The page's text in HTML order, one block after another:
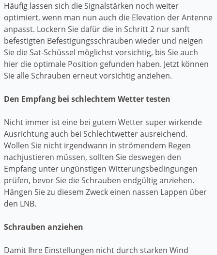
Häufig lassen sich die Signalstärken noch weiter
optimiert, wenn man nun auch die Elevation der Antenne
anpasst. Lockern Sie dafür die in Schritt 2 nur sanft
befestigten Befestigungsschrauben wieder und neigen
Sie die Sat-Schüssel möglichst vorsichtig, bis Sie auch
hier die optimale Position gefunden haben. Jetzt können
Sie alle Schrauben erneut vorsichtig anziehen.
Den Empfang bei schlechtem Wetter testen
Nicht immer ist eine bei gutem Wetter super wirkende
Ausrichtung auch bei Schlechtwetter ausreichend.
Wollen Sie nicht irgendwann in strömendem Regen
nachjustieren müssen, sollten Sie deswegen den
Empfang unter ungünstigen Witterungsbedingungen
prüfen, bevor Sie die Schrauben endgültig anziehen.
Hängen Sie zu diesem Zweck einen nassen Lappen über
den LNB.
Schrauben anziehen
Damit Ihre Einstellungen nicht durch starken Wind